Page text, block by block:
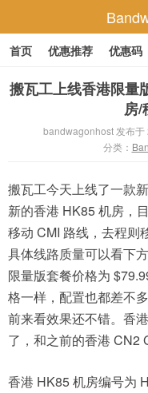
首页 优惠推荐 优惠码
搬瓦工上线香港限量
房/
bandwagonhost 发布于
分类：
搬瓦工今天上线了一款
新的香港 HK85 机房，
移动 CMI 路线，去程则
具体线路质量可以看下
限量版套餐价格为
格一样，配置也都差不
前来看效果还不错。香
了，和之前的香港 CN2
香港 HK85 机房编号为